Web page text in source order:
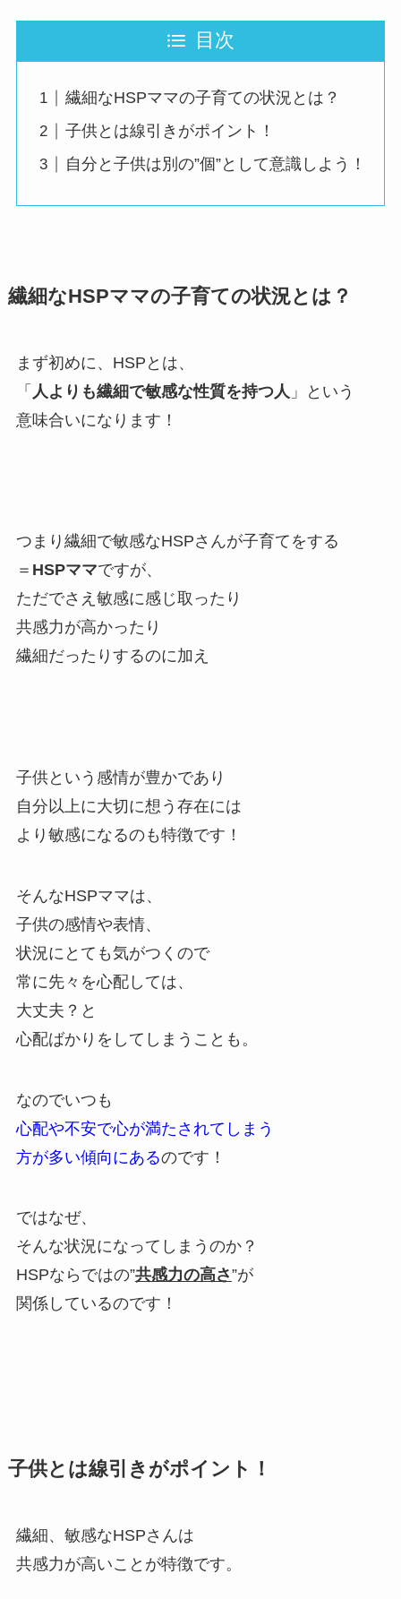
目次
繊細なHSPママの子育ての状況とは？
子供とは線引きがポイント！
自分と子供は別の”個”として意識しよう！
繊細なHSPママの子育ての状況とは？
まず初めに、HSPとは、
「 人よりも繊細で敏感な性質を持つ人 」という
意味合いになります！
つまり繊細で敏感なHSPさんが子育てをする
＝ HSPママですが、
ただでさえ敏感に感じ取ったり
共感力が高かったり
繊細だったりするのに加え
子供という感情が豊かであり
自分以上に大切に想う存在には
より敏感になるのも特徴です！
そんなHSPママは、
子供の感情や表情、
状況にとても気がつくので
常に先々を心配しては、
大丈夫？と
心配ばかりをしてしまうことも。
なのでいつも
心配や不安で心が満たされてしまう
方が多い傾向にあるのです！
ではなぜ、
そんな状況になってしまうのか？
HSPならではの”共感力の高さ”が
関係しているのです！
子供とは線引きがポイント！
繊細、敏感なHSPさんは
共感力が高いことが特徴です。